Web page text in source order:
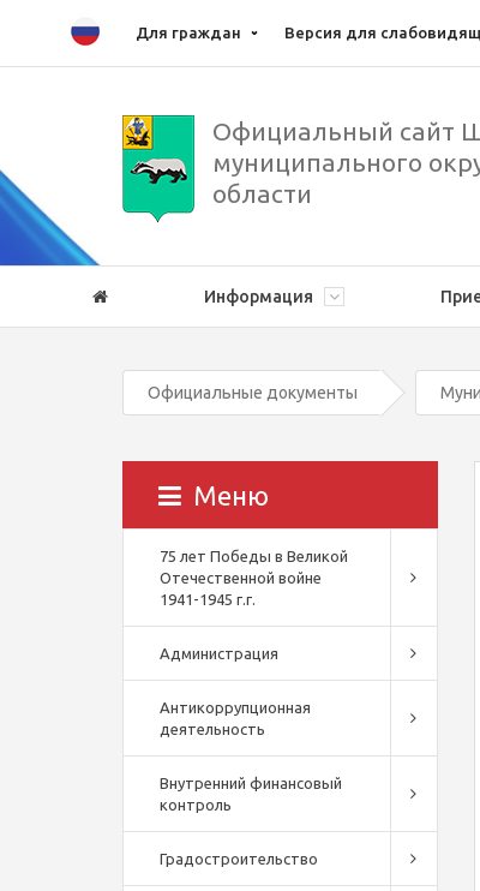
Для граждан Версия для
Официальный сайт
муниципального
области
Информация
Официальные документы
Меню
75 лет Победы в Великой
Отечественной войне
1941-1945 г.г.
Администрация
Антикоррупционная
деятельность
Внутренний финансовый
контроль
Градостроительство